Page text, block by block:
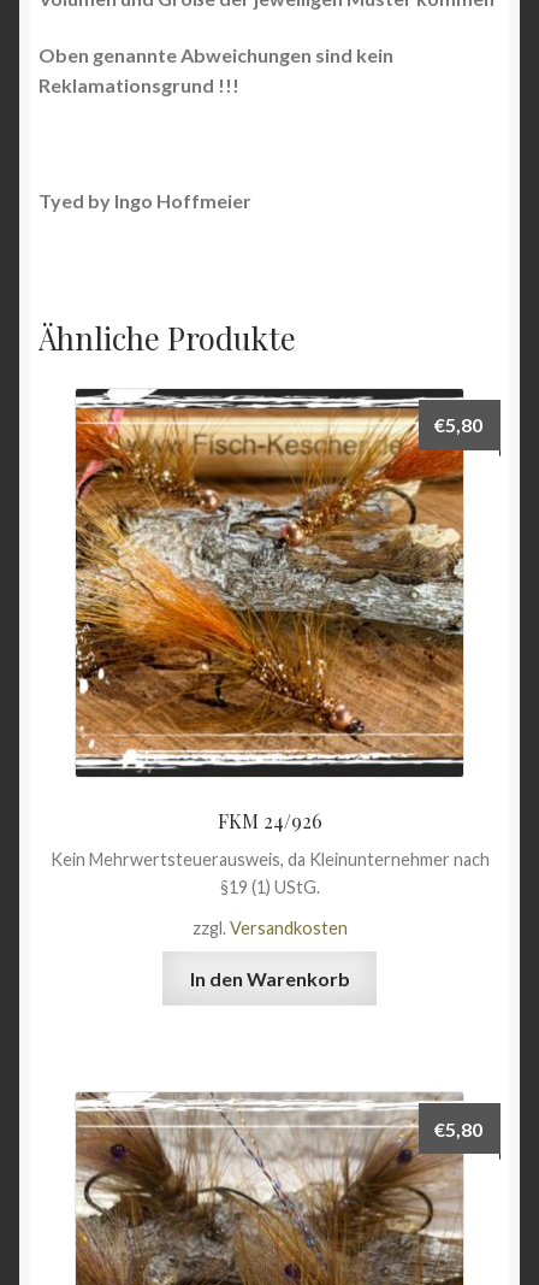
Oben genannte Abweichungen sind kein
Reklamationsgrund !!!
Tyed by Ingo Hoffmeier
Ähnliche Produkte
FKM 24/926
€5,80
Kein Mehrwertsteuerausweis, da Kleinunternehmer nach
§19 (1) UStG.
zzgl.Versandkosten
In den Warenkorb
€5,80